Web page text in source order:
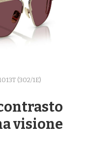
(302/1E)
visione